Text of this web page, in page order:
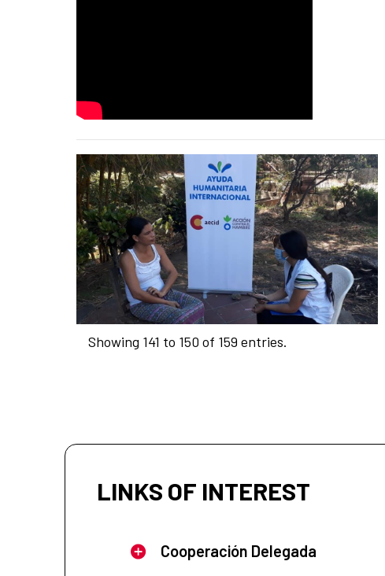
Showing 141 to 150 of 159 entries.
LINKS OF INTEREST
Cooperación Delegada